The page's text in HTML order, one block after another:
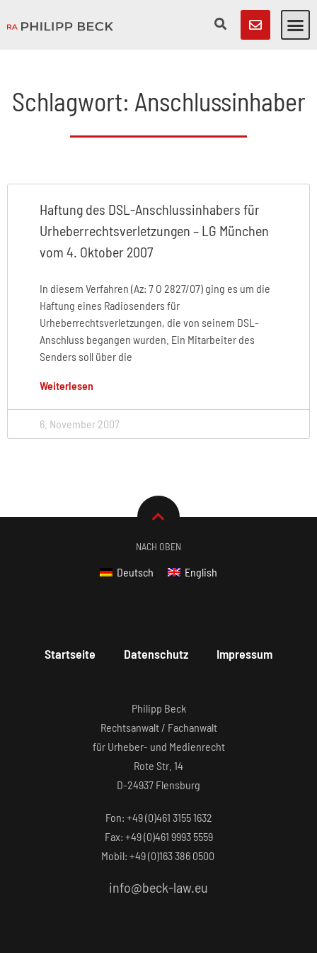
Schlagwort: Anschlussinhaber
Haftung des DSL-Anschlussinhabers für
Urheberrechtsverletzungen – LG München
vom 4. Oktober 2007
In diesem Verfahren (Az: 7 O 2827/07) ging es um die
Haftung eines Radiosenders für
Urheberrechtsverletzungen, die von seinem DSL-
Anschluss begangen wurden. Ein Mitarbeiter des
Senders soll über die
Weiterlesen
6. November 2007
NACH OBEN
Deutsch English
Startseite Datenschutz Impressum
Philipp Beck
Rechtsanwalt / Fachanwalt
für Urheber- und Medienrecht
Rote Str. 14
D-24937 Flensburg
Fon: +49 (0)461 3155 1632‬
Fax: +49 (0)461 9993 5559‬
Mobil: +49 (0)163 386 0500
info@beck-law.eu